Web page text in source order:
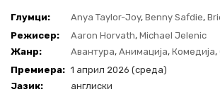
Глумци: Anya Taylor-Joy, Benny Safdie,
Day,Chris Pratt,Jack Black,Keegan-Michael Key
Richardson
Режисер: Aaron Horvath, Michael Jelenic
Жанр:
Авантура, Анимација, Комедија,
Фантастика
Премиера: 1 април 2026 (среда)
Јазик:
англиски